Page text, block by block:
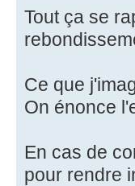
Tout ça se
Ce que
On énonce
En cas de
pour rendre